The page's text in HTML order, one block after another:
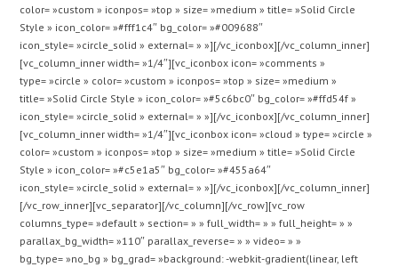
color= »custom » iconpos= »top » size= »medium » title= »Solid Circle
Style » icon_color= »#fff1c4″ bg_color= »#009688″
icon_style= »circle_solid » external= » »][/vc_iconbox][/vc_column_inner]
[vc_column_inner width= »1/4″][vc_iconbox icon= »comments »
type= »circle » color= »custom » iconpos= »top » size= »medium »
title= »Solid Circle Style » icon_color= »#5c6bc0″ bg_color= »#ffd54f »
icon_style= »circle_solid » external= » »][/vc_iconbox][/vc_column_inner]
[vc_column_inner width= »1/4″][vc_iconbox icon= »cloud » type= »circle »
color= »custom » iconpos= »top » size= »medium » title= »Solid Circle
Style » icon_color= »#c5e1a5″ bg_color= »#455a64″
icon_style= »circle_solid » external= » »][/vc_iconbox][/vc_column_inner]
[/vc_row_inner][vc_separator][/vc_column][/vc_row][vc_row
columns_type= »default » section= » » full_width= » » full_height= » »
parallax_bg_width= »110″ parallax_reverse= » » video= » »
bg_type= »no_bg » bg_grad= »background: -webkit-gradient(linear, left